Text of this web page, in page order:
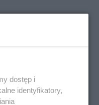
dostęp i
identyfikatory,